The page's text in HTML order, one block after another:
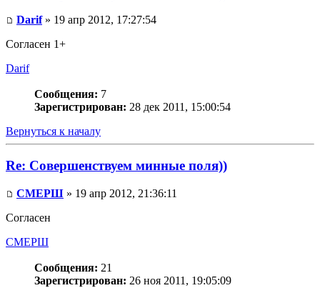
Darif» 19 апр 2012, 17:27:54
Согласен 1+
Darif
Сообщения: 7
Зарегистрирован: 28 дек 2011, 15:00:54
Вернуться к началу
Re: Совершенствуем минные поля))
СМЕРШ » 19 апр 2012, 21:36:11
Согласен
СМЕРШ
Сообщения: 21
Зарегистрирован: 26 ноя 2011, 19:05:09